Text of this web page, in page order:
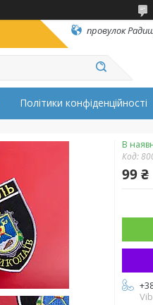
провулок
Політики конфіденційності
В
Код:
99 ₴